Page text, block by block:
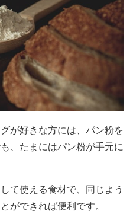
が好きな方には、パン粉を
、たまにはパン粉が手元に
て使える食材で、同じよう
ができれば便利です。